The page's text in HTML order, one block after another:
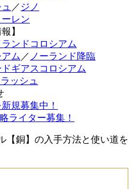
／ ジノ
ーレン
】
ランドコロシアム
ム ／ ノーランド降臨
ドギアスコロシアム
ッシュ
規募集中！
ライター募集！
【銅】の入手方法と使い道を